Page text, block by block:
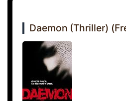
Daemon (Thriller)